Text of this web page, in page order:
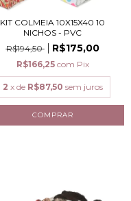
KIT COLMEIA 10X15X40 10
NICHOS - PVC
R$194,50
R$175,00
R$166,25 com Pix
2 x de R$87,50 sem juros